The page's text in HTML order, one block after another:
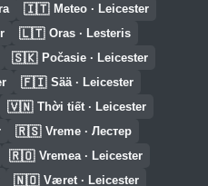
🇮🇹 Meteo · Leicester
🇱🇹 Oras · Lesteris
🇸🇰 Počasie · Leicester
🇫🇮 Sää · Leicester
🇻🇳 Thời tiết · Leicester
🇷🇸 Vreme · Лестер
🇷🇴 Vremea · Leicester
🇳🇴 Været · Leicester